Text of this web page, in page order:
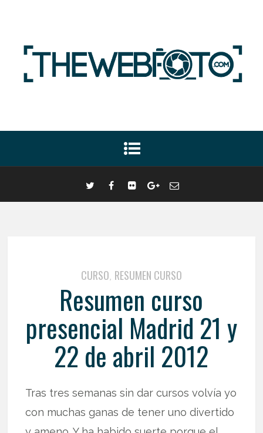
CURSO, RESUMEN CURSO
Resumen curso
presencial Madrid 21 y
22 de abril 2012
Tras tres semanas sin dar cursos volvía yo
con muchas ganas de tener uno divertido